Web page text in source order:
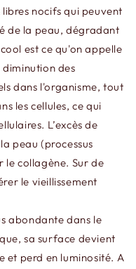
nocifs qui peuvent
de la peau, dégradant
est ce qu'on appelle
des
dans l'organisme, tout
les cellules, ce qui
L’excès de
peau (processus
collagène. Sur de
le vieillissement
abondante dans le
sa surface devient
et perd en luminosité. A